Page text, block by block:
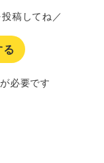
稿してね／
必要です